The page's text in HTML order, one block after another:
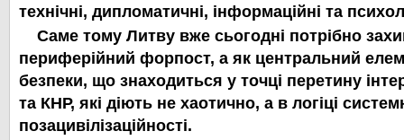
технічні, дипломатичні, інформаційні та
Саме тому Литву вже сьогодні потрібно
периферійний форпост, а як центральний
безпеки, що знаходиться у точці перетину
та КНР, які діють не хаотично, а в логіці
позацивілізаційності.